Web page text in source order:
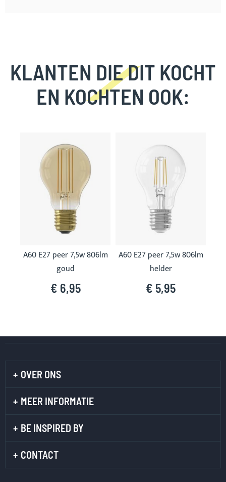
KLANTEN DIE DIT KOCHT
EN KOCHTEN OOK:
carousel
A60 E27 peer 7,5w 806lm
goud
€ 6,95
A60 E27 peer 7,5w 806lm
helder
€ 5,95
OVER ONS
MEER INFORMATIE
BE INSPIRED BY
CONTACT